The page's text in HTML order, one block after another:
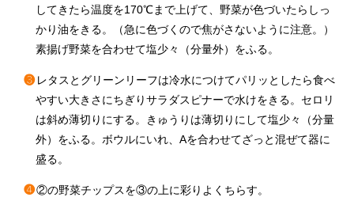
してきたら温度を170℃まで上げて、野菜が色づいたらしっ
かり油をきる。（急に色づくので焦がさないように注意。）
素揚げ野菜を合わせて塩少々（分量外）をふる。
❸ レタスとグリーンリーフは冷水につけてパリッとしたら食べ
やすい大きさにちぎりサラダスピナーで水けをきる。セロリ
は斜め薄切りにする。きゅうりは薄切りにして塩少々（分量
外）をふる。ボウルにいれ、Aを合わせてざっと混ぜて器に
盛る。
❹②の野菜チップスを③の上に彩りよくちらす。